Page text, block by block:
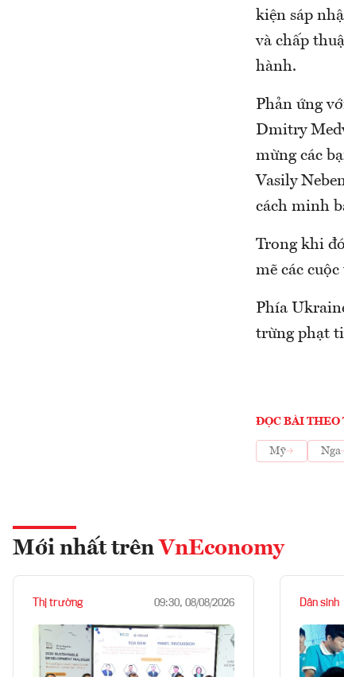
kiện sáp
và chấp
hành.
Phản ứng
Dmitry
mừng các
Vasily
cách minh
Trong khi
mẽ các
Phía
trừng phạt
ĐỌC BÀI THEO
Mỹ Nga
Mới nhất trên VnEconomy
Thị trường 09:30, 08/08/2026 Dân sinh